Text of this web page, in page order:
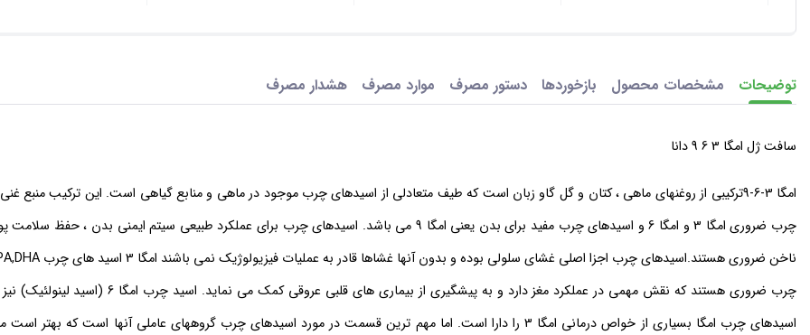
توضیحات مشخصات محصول بازخوردها دستور مصرف موارد مصرف هشدار مصرف
سافت ژل امگا 3 6 9 دانا
امگا
3-6-9ترکیبی از روغنهای ماهی ، کتان و گل گاو زبان است که طیف متعادلی از اسیدهای چرب موجود در ماهی و منابع گیاهی است. این ترکیب منبع
چرب ضروری امگا 3 و امگا 6 و اسیدهای چرب مفید برای بدن یعنی امگا 9 می باشد. اسیدهای چرب برای عملکرد طبیعی سیتم ایمنی بدن ،
ناخن ضروری هستند.اسیدهای چرب اجزا اصلی غشای سلولی بوده و بدون آنها غشاها قادر به عملیات فیزیولوژیک نمی باشند امگا 3 اسید های چرب
چرب ضروری هستند که نقش مهمی در عملکرد مغز دارد و به پیشگیری از بیماری های قلبی عروقی کمک
اسیدهای چرب امگا بسیاری از خواص درمانی امگا 3 را دارا است. اما مهم ترین قسمت در مورد اسیدهای چرب گروههای عاملی آنها است که بهتر است